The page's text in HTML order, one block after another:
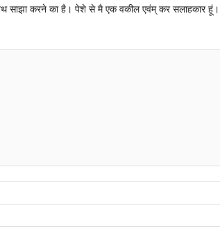
साझा करने का है। पेशे से मै एक वकील एवंम् कर सलाहकार हूं।